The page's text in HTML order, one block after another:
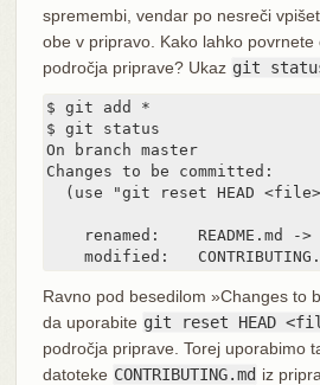
spremembi, vendar po nesreči
obe v pripravo. Kako lahko povrnete
področja priprave? Ukaz git
$ git add *
$ git status
On branch master
Changes to be committed:
(use "git reset HEAD
renamed:    README.md ->
modified:
Ravno pod besedilom »Changes to
da uporabite git reset HEAD
področja priprave. Torej uporabimo
datoteke CONTRIBUTING.md iz